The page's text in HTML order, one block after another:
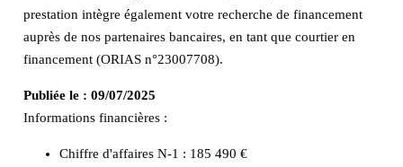
prestation intègre également votre recherche de financement
auprès de nos partenaires bancaires, en tant que courtier en
financement (ORIAS n°23007708).
Publiée le : 09/07/2025
Informations financières :
Chiffre d'affaires N-1 : 185 490 €